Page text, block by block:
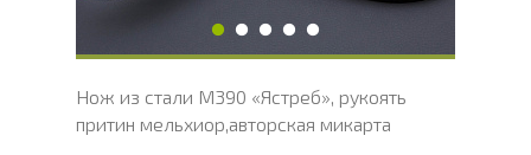
Нож из стали М390 «Ястреб», рукоять
притин мельхиор,авторская микарта